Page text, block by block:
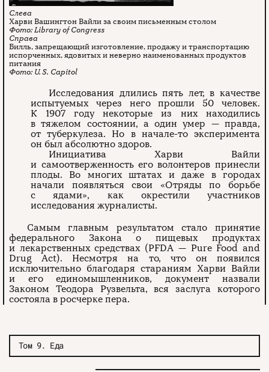
Том 9. Еда
Харви Вашингтон Вайли за своим письменным столом
Library of Congress
Билль, запрещающий изготовление, продажу и транспортацию
испорченных, ядовитых и неверно наименованных продуктов
питания
U. S. Capitol
Исследования длились пять лет, в качестве
испытуемых через него прошли 50 человек.
К 1907 году некоторые из них находились
в тяжелом состоянии, а один умер — правда,
от туберкулеза. Но в начале-то эксперимента
он был абсолютно здоров.
Инициатива Харви Вайли
и самоотверженность его волонтеров принесли
плоды. Во многих штатах и даже в городах
начали появляться свои «Отряды по борьбе
с ядами», как окрестили участников
исследования журналисты.
Самым главным результатом стало принятие
федерального Закона о пищевых продуктах
и лекарственных средствах (PFDA — Pure Food and
Drug Act). Несмотря на то, что он появился
исключительно благодаря стараниям Харви Вайли
и его единомышленников, документ назвали
Законом Теодора Рузвельта, вся заслуга которого
состояла в росчерке пера.